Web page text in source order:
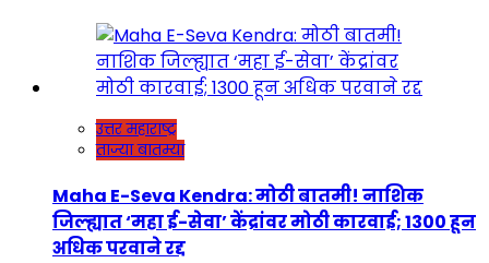
उत्तर महाराष्ट्र
ताज्या बातम्या
Maha E-Seva Kendra: मोठी बातमी! नाशिक
जिल्ह्यात ‘महा ई-सेवा’ केंद्रांवर मोठी कारवाई; 1300 हून
अधिक परवाने रद्द